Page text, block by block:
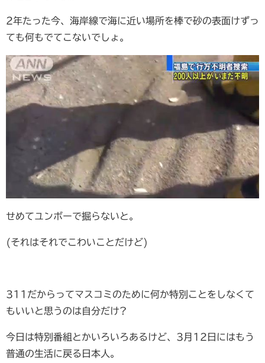
2年たった今、海岸線で海に近い場所を棒で砂の表面けずっ
ても何もでてこないでしょ。
せめてユンボーで掘らないと。
(それはそれでこわいことだけど)
311だからってマスコミのために何か特別ことをしなくて
もいいと思うのは自分だけ?
今日は特別番組とかいろいろあるけど、3月12日にはもう
普通の生活に戻る日本人。